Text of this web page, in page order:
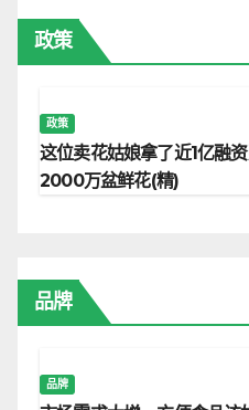
政策
政策
这位卖花姑娘拿了近1亿融
2000万盆鲜花(精)
品牌
品牌